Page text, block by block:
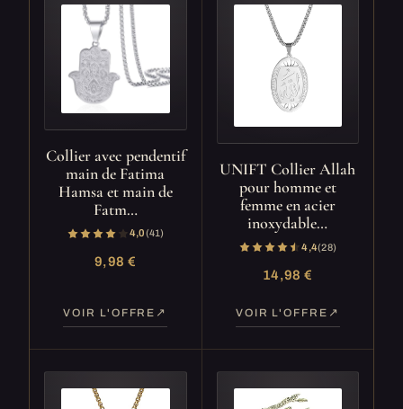
Collier avec pendentif
main de Fatima
Hamsa et main de
Fatm…
4,0(41)
9,98 €
VOIR L'OFFRE
UNIFT Collier Allah
pour homme et
femme en acier
inoxydable…
4,4(28)
14,98 €
VOIR L'OFFRE